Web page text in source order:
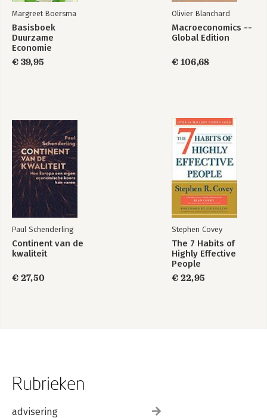
Margreet Boersma
Basisboek
Duurzame
Economie
€ 39,95
Olivier Blanchard
Macroeconomics --
Global Edition
€ 106,68
Paul Schenderling
Continent van de
kwaliteit
€ 27,50
Stephen Covey
The 7 Habits of
Highly Effective
People
€ 22,95
Rubrieken
advisering